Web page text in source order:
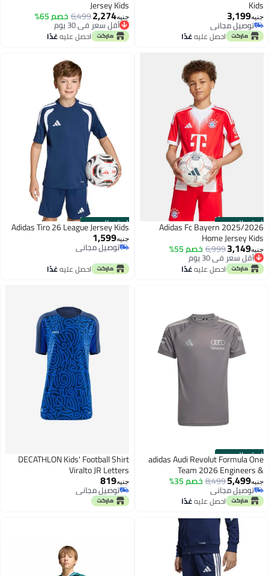
Kids
جنيه3,199
توصيل مجاني
توصيل مجانياحصل عليهغدًا
Jersey Kids
جنيه2,274
6,499خصم 65% أقل سعر في 30 يوم
توصيل مجاني
أقل سعر في 30 يوماحصل عليهغدًا
الستور الرسمي
Adidas Fc Bayern 2025/2026
Home Jersey Kids
جنيه3,149
6,999خصم 55% أقل سعر في 30 يوم
توصيل مجاني
أقل سعر في 30 يوماحصل عليهغدًا
الستور الرسمي
Adidas Tiro 26 League Jersey Kids
جنيه1,599
توصيل مجاني
توصيل مجاني
احصل عليهغدًا
الستور الرسمي
adidas Audi Revolut Formula One
Team 2026 Engineers &
Marketing Replica Driver Jersey
جنيه5,499
8,499خصم 35%
توصيل مجاني
توصيل مجانياحصل عليهغدًا
DECATHLON Kids' Football Shirt
Viralto JR Letters
جنيه819
توصيل مجاني
توصيل مجاني